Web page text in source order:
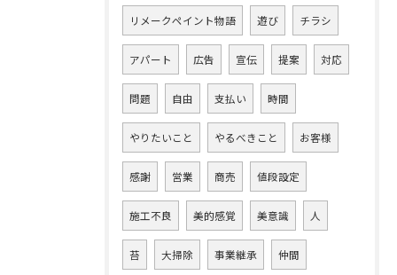
リメークペイント物語 遊び チラシ
アパート 広告 宣伝 提案 対応
問題 自由 支払い 時間
やりたいこと やるべきこと お客様
感謝 営業 商売 値段設定
施工不良 美的感覚 美意識 人
苔 大掃除 事業継承 仲間